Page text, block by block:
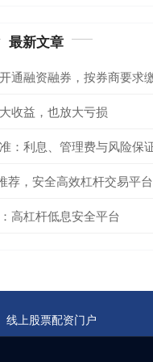
最新文章
收益，也放大亏损
荐，安全高效杠杆交易平台
高杠杆低息安全平台
线上股票配资门户